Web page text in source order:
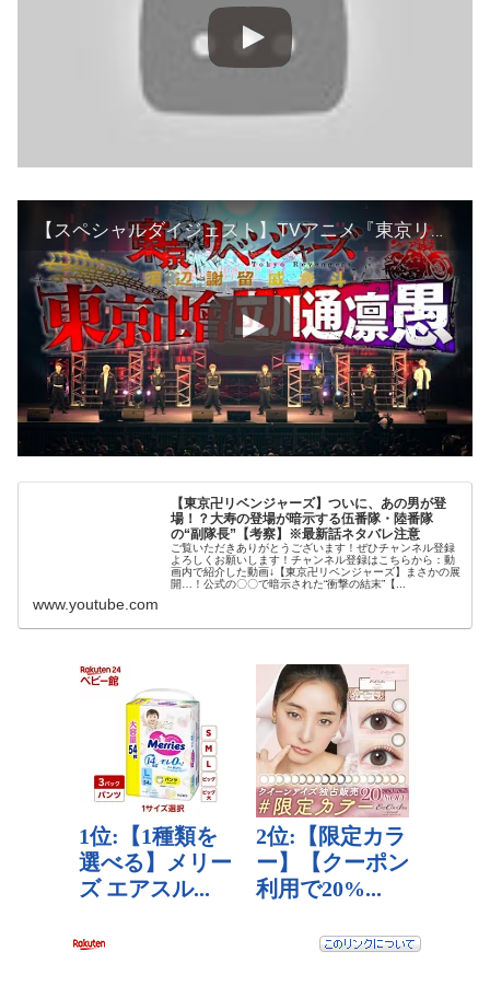
【スペシャルダイジェスト】TVアニメ『東京リベンジャーズ』須辺謝留威弁斗～東京卍會立川通凛愚～ ①
【東京卍リベンジャーズ】ついに、あの男が登
場！？大寿の登場が暗示する伍番隊・陸番隊
の“副隊長”【考察】※最新話ネタバレ注意
ご覧いただきありがとうございます！ぜひチャンネル登録
よろしくお願いします！チャンネル登録はこちらから：動
画内で紹介した動画↓【東京卍リベンジャーズ】まさかの展
開…！公式の〇〇で暗示された“衝撃の結末”【...
www.youtube.com